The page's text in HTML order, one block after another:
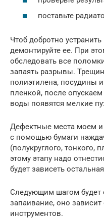
поставьте
Чтоб добротно
демонтируйте ее. При
обследовать все
запаять разрывы.
полиэтилена, посудины
пленкой, после
воды появятся мелкие
Дефектные места моем
с помощью бумаги
(полукруглого, тонкого,
этому этапу надо
будет зависеть
Следующим шагом будет
запаивание, оно
инструментов.